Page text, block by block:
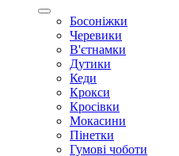
Босоніжки
Черевики
В'єтнамки
Дутики
Кеди
Крокси
Кросівки
Мокасини
Пінетки
Гумові чоботи